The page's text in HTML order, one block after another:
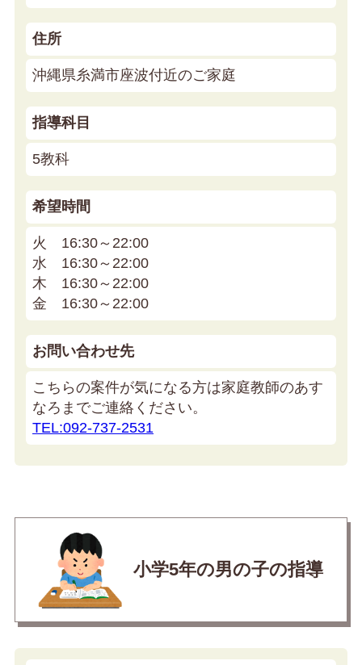
住所
沖縄県糸満市座波付近のご家庭
指導科目
5教科
希望時間
火 16:30～22:00
水 16:30～22:00
木 16:30～22:00
金 16:30～22:00
お問い合わせ先
こちらの案件が気になる方は家庭教師のあす
なろまでご連絡ください。
TEL:092-737-2531
小学5年の男の子の指導